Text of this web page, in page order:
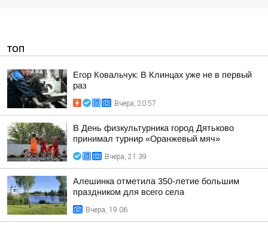
ТОП
Егор Ковальчук: В Клинцах уже не в первый
раз
Вчера, 20:57
В День физкультурника город Дятьково
принимал турнир «Оранжевый мяч»
Вчера, 21:39
Алешинка отметила 350-летие большим
праздником для всего села
Вчера, 19:06